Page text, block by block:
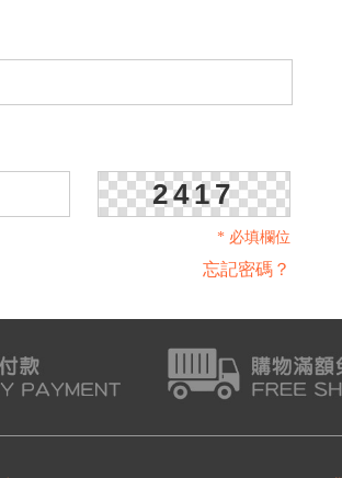
2417
* 必填欄位
忘記密碼？